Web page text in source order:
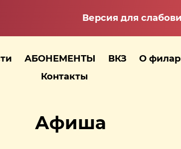
Версия для
АБОНЕМЕНТЫ ВКЗ О
Контакты
Афиша